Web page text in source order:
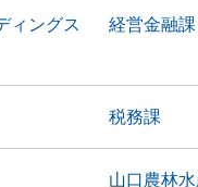
ィングス
経営金融課
税務課
山口農林